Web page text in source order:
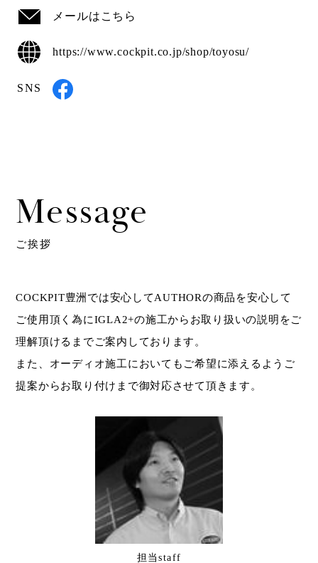
メールはこちら
https://www.cockpit.co.jp/shop/toyosu/
SNS
Message
ご挨拶
COCKPIT豊洲では安心してAUTHORの商品を安心して
ご使用頂く為にIGLA2+の施工からお取り扱いの説明をご
理解頂けるまでご案内しております。
また、オーディオ施工においてもご希望に添えるよう ご
提案からお取り付けまで御対応させて頂きます。
担当staff